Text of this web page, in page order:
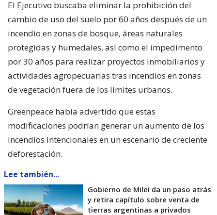
El Ejecutivo buscaba eliminar la prohibición del
cambio de uso del suelo por 60 años después de un
incendio en zonas de bosque, áreas naturales
protegidas y humedales, así como el impedimento
por 30 años para realizar proyectos inmobiliarios y
actividades agropecuarias tras incendios en zonas
de vegetación fuera de los límites urbanos.
Greenpeace había advertido que estas
modificaciones podrían generar un aumento de los
incendios intencionales en un escenario de creciente
deforestación.
Lee también...
Gobierno de Milei da un paso atrás
y retira capítulo sobre venta de
tierras argentinas a privados